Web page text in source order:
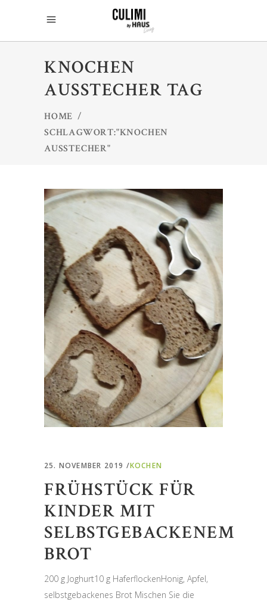
KNOCHEN
AUSSTECHER TAG
HOME /
SCHLAGWORT:"KNOCHEN
AUSSTECHER"
25. NOVEMBER 2019 KOCHEN
FRÜHSTÜCK FÜR
KINDER MIT
SELBSTGEBACKENEM
BROT
200 g Joghurt10 g HaferflockenHonig, Apfel,
selbstgebackenes Brot Mischen Sie die